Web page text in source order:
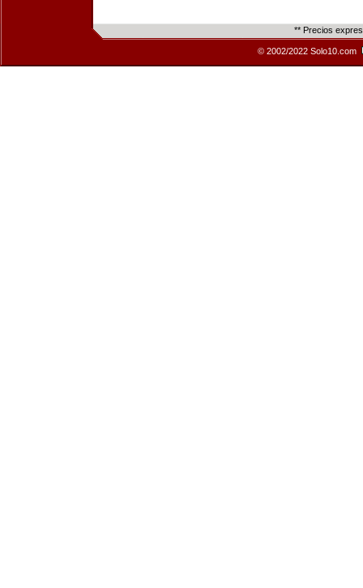
** Precios
© 2002/2022 Solo10.com